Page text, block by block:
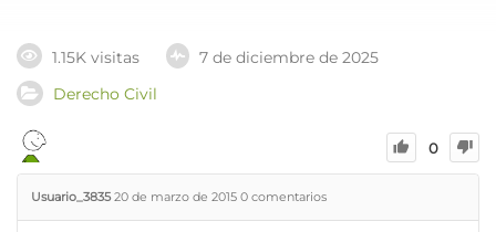
1.15K visitas
7 de diciembre de 2025
Derecho Civil
0
Usuario_3835 20 de marzo de 2015 0 comentarios